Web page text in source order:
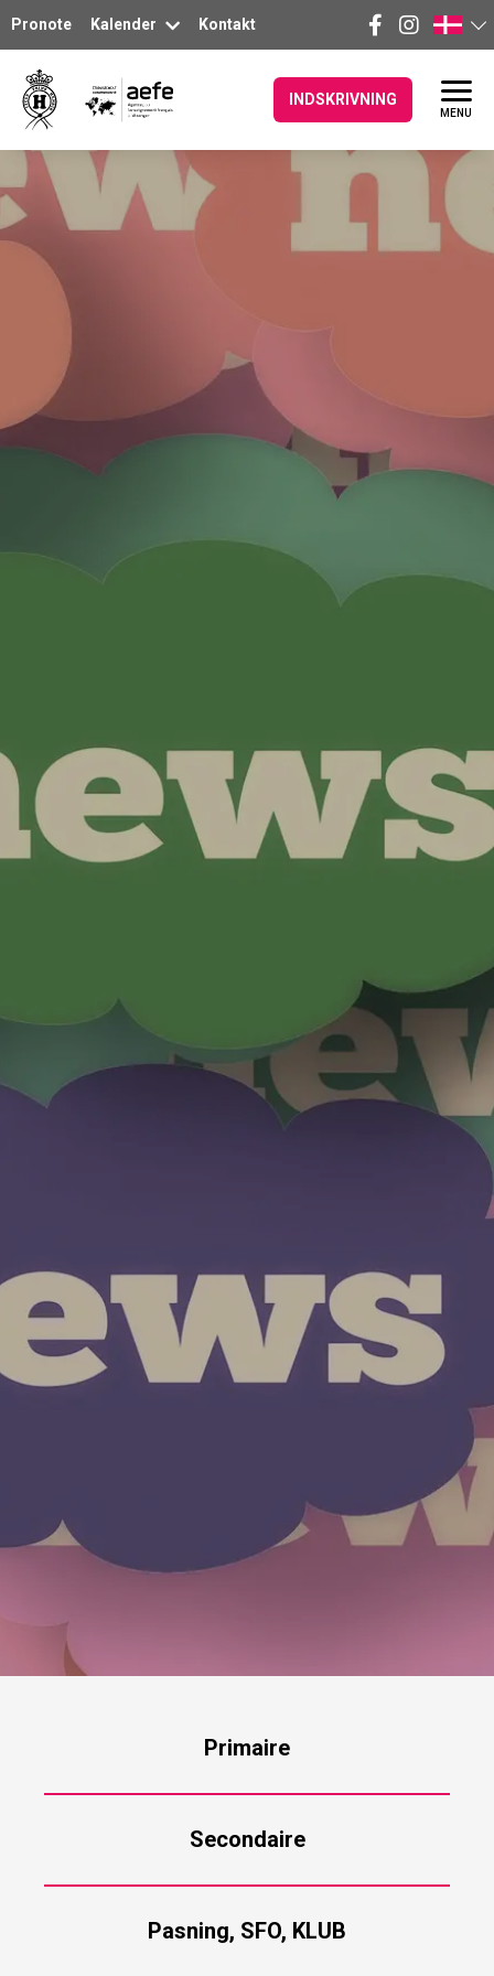
Pronote Kalender Kontakt
INDSKRIVNING
MENU
Primaire
Secondaire
Pasning, SFO, KLUB